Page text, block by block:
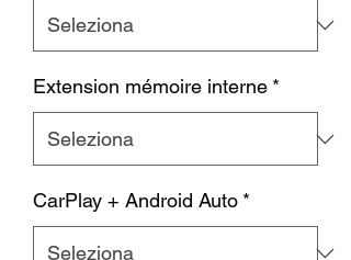
Extension mémoire interne *
CarPlay + Android Auto *